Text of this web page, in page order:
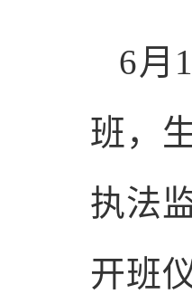
6月
班，
执法
开班